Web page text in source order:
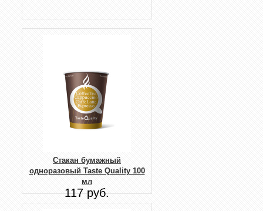
Стакан бумажный
одноразовый Taste Quality 100
мл
117 руб.